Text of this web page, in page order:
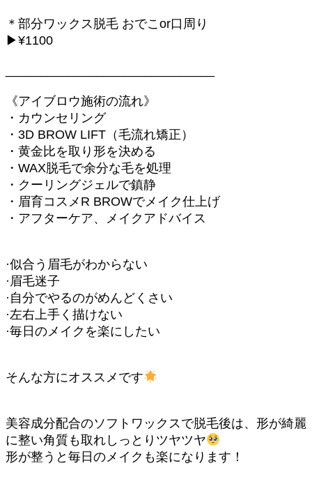
＊部分ワックス脱毛 おでこor口周り
▶︎¥1100
《アイブロウ施術の流れ》
・カウンセリング
・3D BROW LIFT（毛流れ矯正）
・黄金比を取り形を決める
・WAX脱毛で余分な毛を処理
・クーリングジェルで鎮静
・眉育コスメR BROWでメイク仕上げ
・アフターケア、メイクアドバイス
·似合う眉毛がわからない
·眉毛迷子
·自分でやるのがめんどくさい
·左右上手く描けない
·毎日のメイクを楽にしたい
そんな方にオススメです
美容成分配合のソフトワックスで脱毛後は、形が綺麗
に整い角質も取れしっとりツヤツヤ
形が整うと毎日のメイクも楽になります！